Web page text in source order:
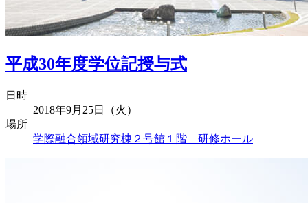
平成30年度学位記授与式
日時
2018年9月25日（火）
場所
学際融合領域研究棟２号館１階 研修ホール